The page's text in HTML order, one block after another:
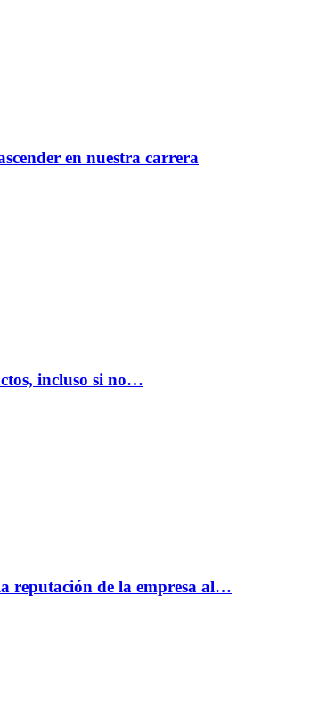
en nuestra carrera
incluso si no…
reputación de la empresa al…